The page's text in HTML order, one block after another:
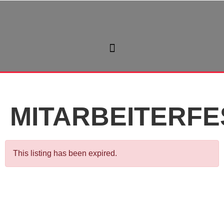
This listing has been expired.